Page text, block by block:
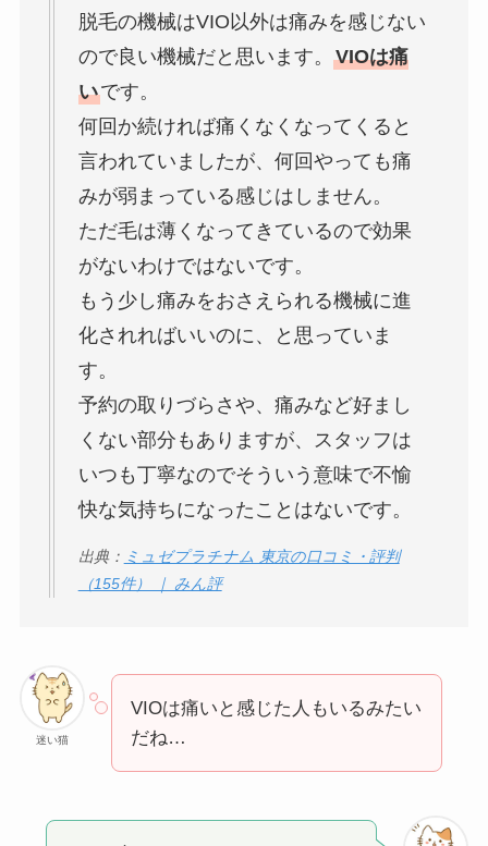
脱毛の機械はVIO以外は痛みを感じない
ので良い機械だと思います。 VIOは痛
いです。
何回か続ければ痛くなくなってくると
言われていましたが、何回やっても痛
みが弱まっている感じはしません。
ただ毛は薄くなってきているので効果
がないわけではないです。
もう少し痛みをおさえられる機械に進
化されればいいのに、と思っていま
す。
予約の取りづらさや、痛みなど好まし
くない部分もありますが、スタッフは
いつも丁寧なのでそういう意味で不愉
快な気持ちになったことはないです。
出典： ミュゼプラチナム 東京の口コミ・評判
（155件） ｜ みん評
迷い猫
VIOは痛いと感じた人もいるみたい
だね…